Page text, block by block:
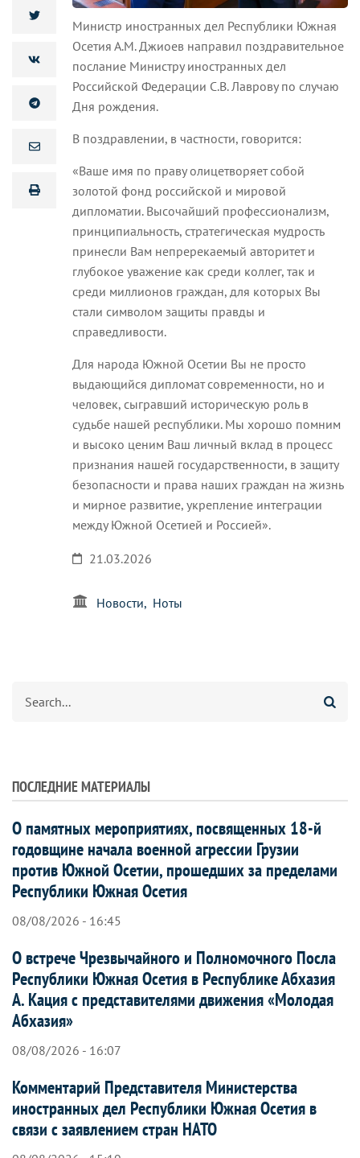
Министр иностранных дел Республики Южная
Осетия А.М. Джиоев направил поздравительное
послание Министру иностранных дел
Российской Федерации С.В. Лаврову по случаю
Дня рождения.
В поздравлении, в частности, говорится:
«Ваше имя по праву олицетворяет собой
золотой фонд российской и мировой
дипломатии. Высочайший профессионализм,
принципиальность, стратегическая мудрость
принесли Вам непререкаемый авторитет и
глубокое уважение как среди коллег, так и
среди миллионов граждан, для которых Вы
стали символом защиты правды и
справедливости.
Для народа Южной Осетии Вы не просто
выдающийся дипломат современности, но и
человек, сыгравший историческую роль в
судьбе нашей республики. Мы хорошо помним
и высоко ценим Ваш личный вклад в процесс
признания нашей государственности, в защиту
безопасности и права наших граждан на жизнь
и мирное развитие, укрепление интеграции
между Южной Осетией и Россией».
21.03.2026
Новости Ноты
ПОСЛЕДНИЕ МАТЕРИАЛЫ
О памятных мероприятиях, посвященных 18-й
годовщине начала военной агрессии Грузии
против Южной Осетии, прошедших за пределами
Республики Южная Осетия
08/08/2026 - 16:45
О встрече Чрезвычайного и Полномочного Посла
Республики Южная Осетия в Республике Абхазия
А. Кация с представителями движения «Молодая
Абхазия»
08/08/2026 - 16:07
Комментарий Представителя Министерства
иностранных дел Республики Южная Осетия в
связи с заявлением стран НАТО